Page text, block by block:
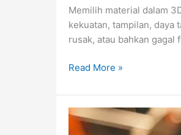
Memilih material dalam
kekuatan, tampilan, daya
rusak, atau bahkan
Read More »
3D
Printing